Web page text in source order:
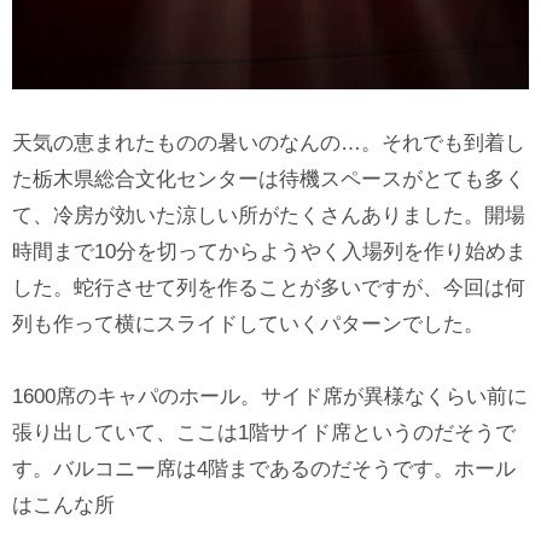
天気の恵まれたものの暑いのなんの…。それでも到着し
た栃木県総合文化センターは待機スペースがとても多く
て、冷房が効いた涼しい所がたくさんありました。開場
時間まで10分を切ってからようやく入場列を作り始めま
した。蛇行させて列を作ることが多いですが、今回は何
列も作って横にスライドしていくパターンでした。
1600席のキャパのホール。サイド席が異様なくらい前に
張り出していて、ここは1階サイド席というのだそうで
す。バルコニー席は4階まであるのだそうです。ホール
はこんな所